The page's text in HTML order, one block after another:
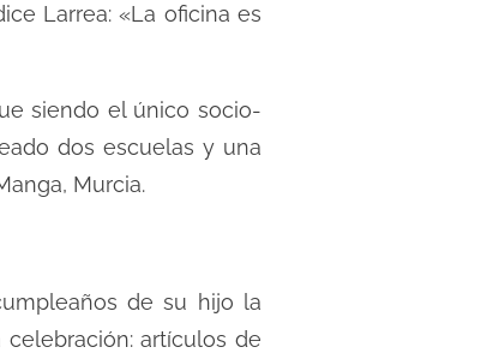
Larrea: «La oficina es
siendo el único socio-
dos escuelas y una
Murcia.
de su hijo la
artículos de